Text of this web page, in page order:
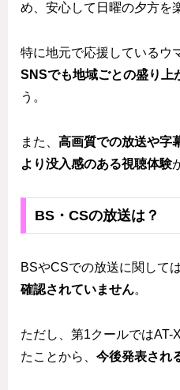
め、安心して日曜の夕方を
特に地元で応援しているウ
SNSでも地域ごとの盛り上
う。
また、 高画質での放送や字
より没入感のある視聴体験
BS・CSの放送は？
BSやCSでの放送に関しては
確認されていません。
ただし、第1クールではAT-
たことから、 今後発表され